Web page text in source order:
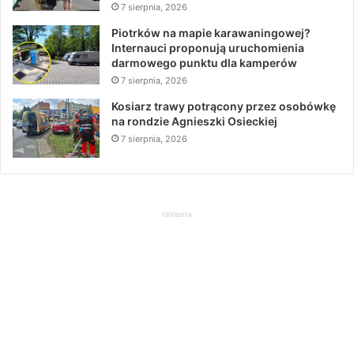
7 sierpnia, 2026
Piotrków na mapie karawaningowej?
Internauci proponują uruchomienia
darmowego punktu dla kamperów
7 sierpnia, 2026
Kosiarz trawy potrącony przez osobówkę
na rondzie Agnieszki Osieckiej
7 sierpnia, 2026
reklama